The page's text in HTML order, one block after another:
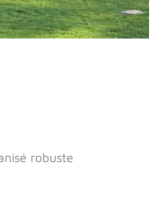
robuste